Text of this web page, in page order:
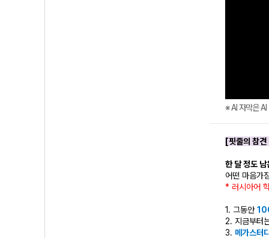
※ AI 자막은 AI
[핏줄의 참
한 달 정도
어떤 마음가
* 러시아어
1. 그동안
2. 지금부터
3. 메가스터